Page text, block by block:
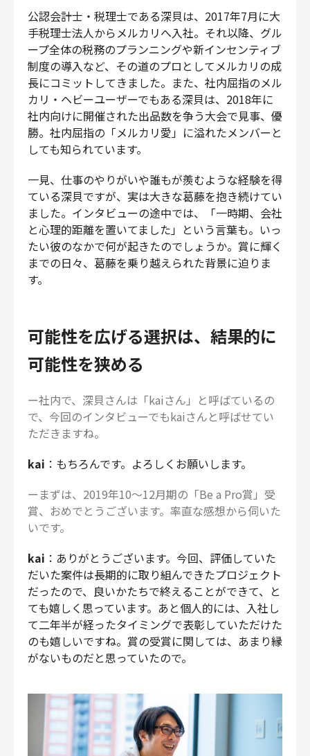
人事
セキュリティ・プライバシー
募集中の求人一覧
公認会計士・税理士である深貝は、2017年7月に大
手税理士法人からメルカリへ入社。それ以降、グル
ープ全体の税務のプランニングや新インセンティブ
制度の導入など、その道のプロとしてメルカリの成
長にコミットしてきました。また、社内屈指のメル
カリ・ヘビーユーザーでもある深貝は、2018年に
社内向けに開催された出品数を争う大会で見事、優
勝。社内屈指の「メルカリ愛」に溢れたメンバーと
しても知られています。
一見、仕事のやりがいや誰もが羨むような経験を得
ている深貝ですが、実は大きな葛藤を抱き続けてい
ました。インタビューの途中では、「一時期、会社
と心理的距離を置いてました」という言葉も。いっ
たい彼のなかで何が起きたのでしょうか。賞に輝く
までの日々、葛藤を乗り越えられた背景に迫りま
す。
可能性を広げる選択は、結果的に
可能性を狭める
ー社内で、深貝さんは「kaiさん」と呼ばているの
で、今回のインタビューでもkaiさんと呼ばせてい
ただきますね。
kai ：もちろんです。よろしくお願いします。
ーまずは、2019年10〜12月期の「Be a Pro賞」受
賞、おめでとうございます。率直な感想から伺いた
いです。
kai ：ありがとうございます。今回、評価していた
だいた案件は長期的に取り組んできたプロジェクト
だったので、良いかたちで終えることができて、と
ても嬉しく思っています。あと個人的には、入社し
て二年半が経ったタイミングで表彰していただけた
のも嬉しいですね。賞の受賞に関しては、あまり縁
がないものだと思っていたので。